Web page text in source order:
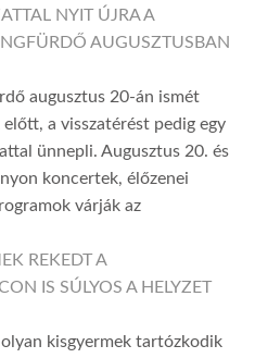
NYIT ÚJRA A
AUGUSZTUSBAN
augusztus 20-án ismét
a visszatérést pedig egy
ünnepli. Augusztus 20. és
koncertek, élőzenei
várják az
REKEDT A
IS SÚLYOS A HELYZET
kisgyermek tartózkodik